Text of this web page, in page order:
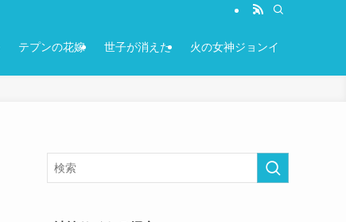
テプンの花嫁 世子が消えた 火の女神ジョンイ